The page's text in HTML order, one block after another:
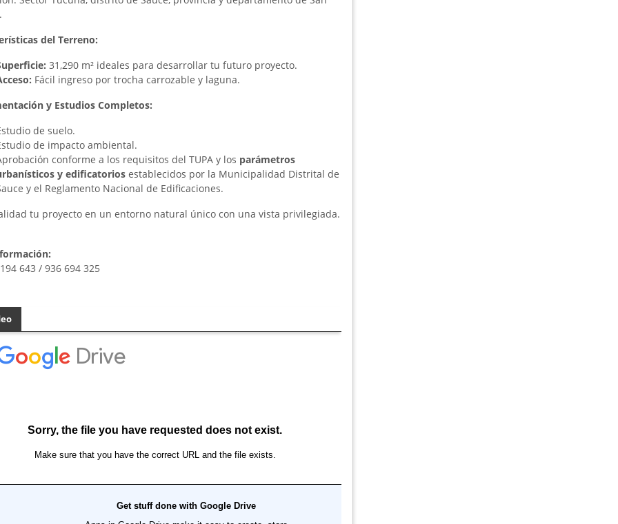
del Terreno:
31,290 m² ideales para desarrollar tu futuro proyecto.
Fácil ingreso por trocha carrozable y laguna.
y Estudios Completos:
de suelo.
de impacto ambiental.
conforme a los requisitos del TUPA y los parámetros
y edificatoriosestablecidos por la Municipalidad Distrital de
y el Reglamento Nacional de Edificaciones.
tu proyecto en un entorno natural único con una vista privilegiada.
643 / 936 694 325